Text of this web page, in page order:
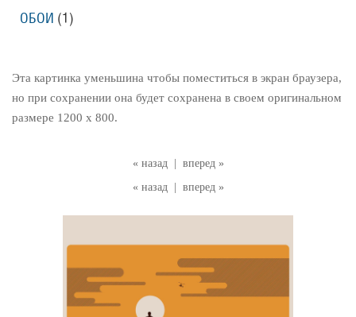
« назад
вперед »
« назад
вперед »
Эта картинка уменьшина чтобы поместиться в экран браузера,
но при сохранении она будет сохранена в своем оригинальном
размере 1200 x 800.
ОБОИ (1)